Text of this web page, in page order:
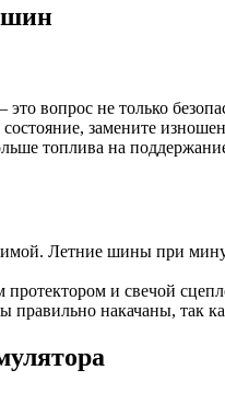
шин
вопрос не только
замените
топлива на
Летние шины при
и свечой
накачаны, так